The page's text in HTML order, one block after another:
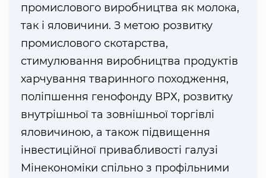
промислового виробництва як молока,
так і яловичини. З метою розвитку
промислового скотарства,
стимулювання виробництва продуктів
харчування тваринного походження,
поліпшення генофонду ВРХ, розвитку
внутрішньої та зовнішньої торгівлі
яловичиною, а також підвищення
інвестиційної привабливості галузі
Мінекономіки спільно з профільними